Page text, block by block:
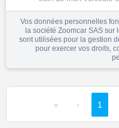
Vos données personnelles
la société Zoomcar SAS
sont utilisées pour la gestion
pour exercer vos droits,
« ‹ 1